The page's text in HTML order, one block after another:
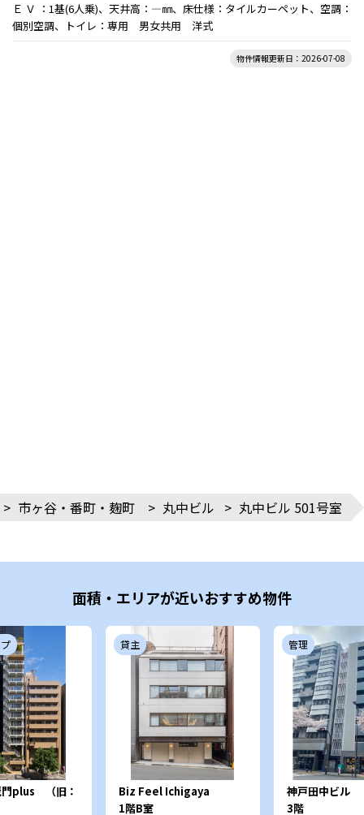
Ｅ Ｖ ：1基(6人乗)、天井高：―㎜、床仕様：タイルカーペット、空調：
個別空調、トイレ：専用 男女共用 洋式
物件情報更新日：2026-07-08
> 市ヶ谷・番町・麹町 > 丸中ビル > 丸中ビル 501号室
面積・エリアが近いおすすめ物件
門plus （旧：
貸主
Biz Feel Ichigaya
（旧：ツボヤビル）
1階B室
管理
神戸田中ビル
3階